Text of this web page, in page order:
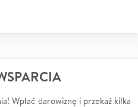
Wpłać darowiznę i przekaż kilka